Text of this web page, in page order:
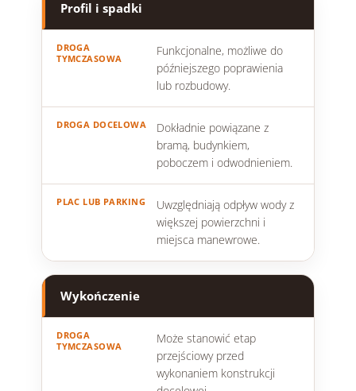
Profil i spadki
Funkcjonalne, możliwe do
późniejszego poprawienia
lub rozbudowy.
Dokładnie powiązane z
bramą, budynkiem,
poboczem i odwodnieniem.
Uwzględniają odpływ wody z
większej powierzchni i
miejsca manewrowe.
Wykończenie
Może stanowić etap
przejściowy przed
wykonaniem konstrukcji